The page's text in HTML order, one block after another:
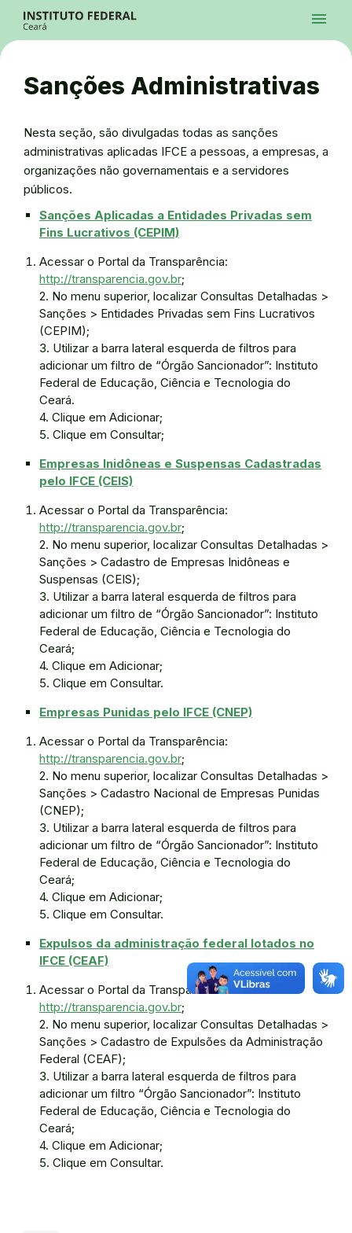
Ir para a busca
Ir para o menu principal
Ir para o conteúdo
Alto Contraste
Login da Área Administrativa
menu
InstagramTwitter/XFacebook
Sanções Administrativas
Nesta seção, são divulgadas todas as sanções
administrativas aplicadas IFCE a pessoas, a empresas, a
organizações não governamentais e a servidores
públicos.
Sanções Aplicadas a Entidades Privadas sem
Fins Lucrativos (CEPIM)
Acessar o Portal da Transparência:
http://transparencia.gov.br;
2. No menu superior, localizar Consultas Detalhadas >
Sanções > Entidades Privadas sem Fins Lucrativos
(CEPIM);
3. Utilizar a barra lateral esquerda de filtros para
adicionar um filtro de “Órgão Sancionador”: Instituto
Federal de Educação, Ciência e Tecnologia do
Ceará.
4. Clique em Adicionar;
5. Clique em Consultar;
Empresas Inidôneas e Suspensas Cadastradas
pelo IFCE (CEIS)
Acessar o Portal da Transparência:
http://transparencia.gov.br;
2. No menu superior, localizar Consultas Detalhadas >
Sanções > Cadastro de Empresas Inidôneas e
Suspensas (CEIS);
3. Utilizar a barra lateral esquerda de filtros para
adicionar um filtro de “Órgão Sancionador”: Instituto
Federal de Educação, Ciência e Tecnologia do
Ceará;
4. Clique em Adicionar;
5. Clique em Consultar.
Empresas Punidas pelo IFCE (CNEP)
Acessar o Portal da Transparência:
http://transparencia.gov.br;
2. No menu superior, localizar Consultas Detalhadas >
Sanções > Cadastro Nacional de Empresas Punidas
(CNEP);
3. Utilizar a barra lateral esquerda de filtros para
adicionar um filtro de “Órgão Sancionador”: Instituto
Federal de Educação, Ciência e Tecnologia do
Ceará;
4. Clique em Adicionar;
5. Clique em Consultar.
Expulsos da administração federal lotados no
IFCE (CEAF)
Acessar o Portal da Transparência:
http://transparencia.gov.br;
2. No menu superior, localizar Consultas Detalhadas >
Sanções > Cadastro de Expulsões da Administração
Federal (CEAF);
3. Utilizar a barra lateral esquerda de filtros para
adicionar um filtro “Órgão Sancionador”: Instituto
Federal de Educação, Ciência e Tecnologia do
Ceará;
4. Clique em Adicionar;
5. Clique em Consultar.